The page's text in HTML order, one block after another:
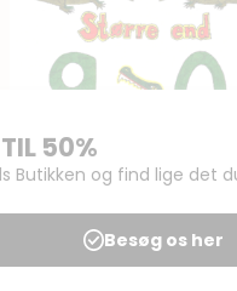
Større end og mindre
end – plakat